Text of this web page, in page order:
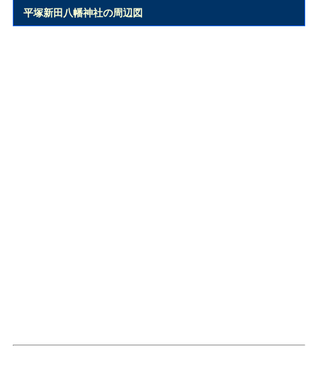
平塚新田八幡神社の周辺図